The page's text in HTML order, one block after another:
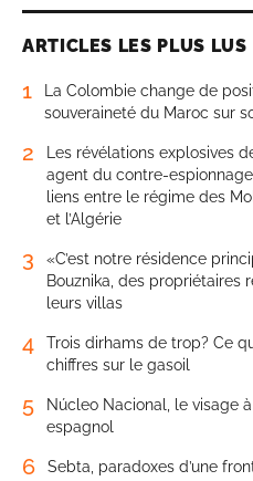
ARTICLES LES PLUS LUS
1
La Colombie change de
souveraineté du Maroc sur
2
Les révélations explosives
agent du contre-
liens entre le régime des
et l’Algérie
3
«C’est notre résidence
Bouznika, des propriétaires
leurs villas
4
Trois dirhams de trop? Ce
chiffres sur le gasoil
5
Núcleo Nacional, le visage
espagnol
6 Sebta, paradoxes d’une